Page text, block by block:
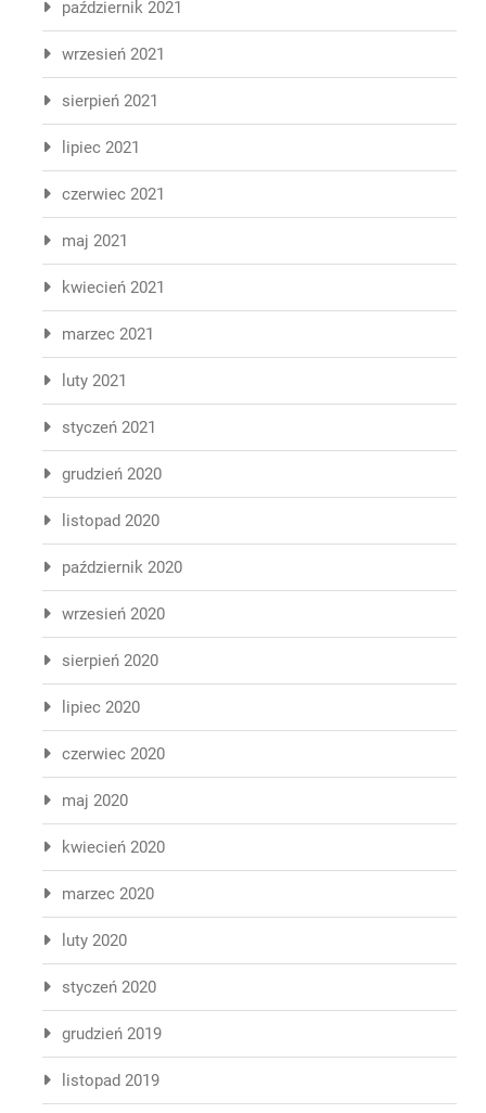
październik 2021
wrzesień 2021
sierpień 2021
lipiec 2021
czerwiec 2021
maj 2021
kwiecień 2021
marzec 2021
luty 2021
styczeń 2021
grudzień 2020
listopad 2020
październik 2020
wrzesień 2020
sierpień 2020
lipiec 2020
czerwiec 2020
maj 2020
kwiecień 2020
marzec 2020
luty 2020
styczeń 2020
grudzień 2019
listopad 2019